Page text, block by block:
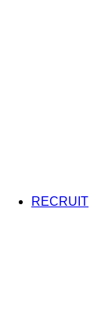
RECRUIT